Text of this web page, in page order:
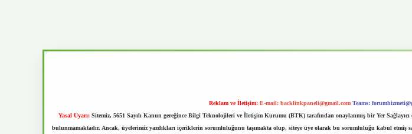
Reklam ve İletişim: E-mail: backlinkpaneli@gmail.com Teams:
Yasal Uyarı: Sitemiz, 5651 Sayılı Kanun gereğince Bilgi Teknolojileri ve İletişim Kurumu (BTK) tarafından onaylanmış bir Yer
bulunmamaktadır. Ancak, üyelerimiz yazdıkları içeriklerin sorumluluğunu taşımakta olup, siteye üye olarak bu sorumluluğu kabul